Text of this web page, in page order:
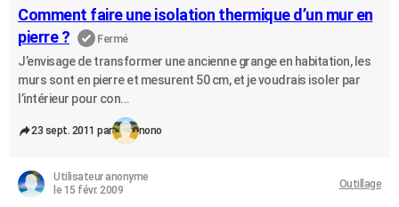
Comment faire une isolation thermique d’un mur en
pierre ?
Fermé
J’envisage de transformer une ancienne grange en habitation, les
murs sont en pierre et mesurent 50 cm, et je voudrais isoler par
l’intérieur pour con...
23 sept. 2011 par nono
Utilisateur anonyme
le 15 févr. 2009
Outillage